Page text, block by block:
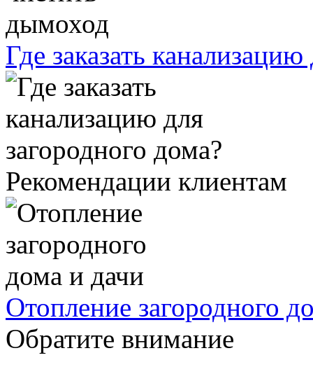
Где заказать
Рекомендации клиентам
Отопление загородного
Обратите внимание